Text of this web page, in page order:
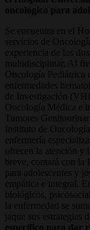
oncológica para
Se encuentra en el
servicios de
experiencia de los
multidisciplinar. Al
Oncología Pediátrica
enfermedades
de Investigación
Oncología Médica e
Tumores
Instituto de
enfermería
ofrecen la atención y
breve, contará con la
para adolescentes y
empática e integral.
biológicos,
la enfermedad se
jaque sus estrategias
específico para dar